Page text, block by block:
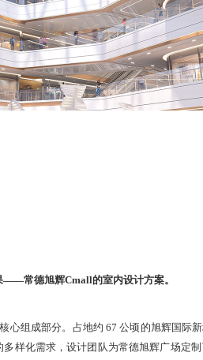
——常德旭辉Cmall的室内设计方案。
组成部分。占地约 67 公顷的旭辉国际
样化需求，设计团队为常德旭辉广场定